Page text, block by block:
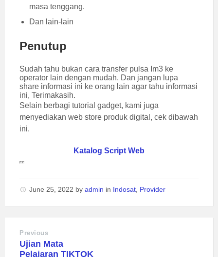
masa tenggang.
Dan lain-lain
Penutup
Sudah tahu bukan cara transfer pulsa Im3 ke
operator lain dengan mudah. Dan jangan lupa
share informasi ini ke orang lain agar tahu informasi
ini, Terimakasih.
Selain berbagi tutorial gadget, kami juga
menyediakan web store produk digital, cek dibawah
ini.
Katalog Script Web
June 25, 2022 by admin in Indosat, Provider
Previous
Ujian Mata
Pelajaran TIKTOK